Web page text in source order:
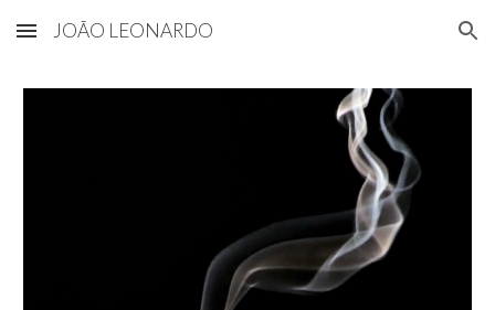
Skip to main content Skip to navigation
JOÃO LEONARDO